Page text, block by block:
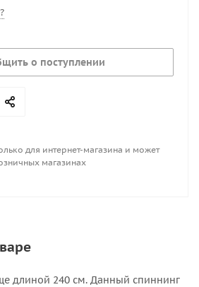
о поступлении
для интернет-магазина и может
магазинах
длиной 240 см. Данный спиннинг